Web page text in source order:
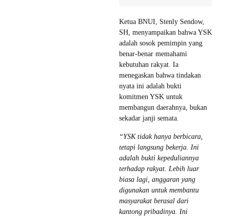
Ketua BNUI, Stenly Sendow,
SH, menyampaikan bahwa YSK
adalah sosok pemimpin yang
benar-benar memahami
kebutuhan rakyat. Ia
menegaskan bahwa tindakan
nyata ini adalah bukti
komitmen YSK untuk
membangun daerahnya, bukan
sekadar janji semata.
“YSK tidak hanya berbicara,
tetapi langsung bekerja. Ini
adalah bukti kepeduliannya
terhadap rakyat. Lebih luar
biasa lagi, anggaran yang
digunakan untuk membantu
masyarakat berasal dari
kantong pribadinya. Ini